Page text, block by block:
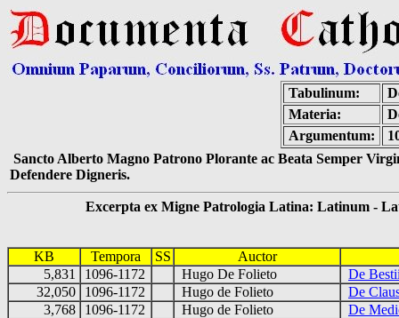
Tabulinum:
Materia:
Argumentum:
Sancto Alberto Magno Patrono Plorante ac Beata Semper
Defendere Digneris.
Excerpta ex Migne Patrologia Latina: Latinum -
KB Tempora SS
Auctor
5,831
1096-1172 Hugo De Folieto
De
32,050
1096-1172 Hugo de Folieto
De
3,768
1096-1172 Hugo de Folieto
De